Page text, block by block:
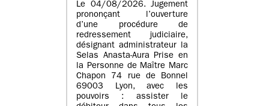
Le 04/08/2026. Jugement
prononçant l’ouverture
d’une procédure de
redressement judiciaire,
désignant administrateur la
Selas Anasta-Aura Prise en
la Personne de Maître Marc
Chapon 74 rue de Bonnel
69003 Lyon, avec les
pouvoirs : assister le